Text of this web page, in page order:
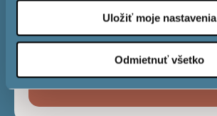
Uložiť moje nastavenia
Odmietnuť všetko
платіж